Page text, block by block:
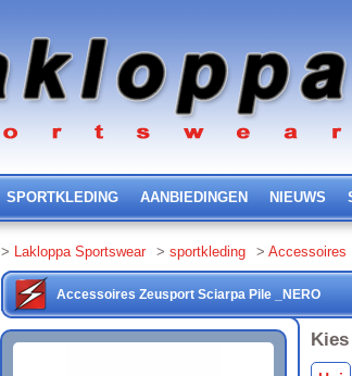
SPORTKLEDING AANBIEDINGEN NIEUWS
> Lakloppa Sportswear > sportkleding > Accessoires
Accessoires Zeusport Sciarpa Pile _NERO